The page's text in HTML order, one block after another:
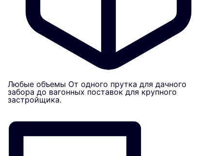
Любые объемы От одного прутка для дачного
забора до вагонных поставок для крупного
застройщика.